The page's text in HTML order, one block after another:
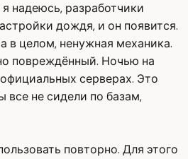
надеюсь, разработчики
дождя, и он появится.
в целом, ненужная механика.
повреждённый. Ночью на
серверах. Это
все не сидели по базам,
повторно. Для этого